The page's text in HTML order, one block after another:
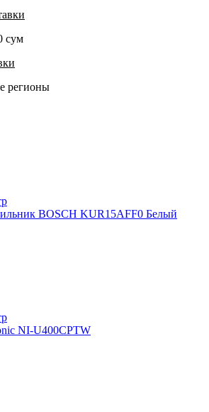
сум
регионы
BOSCH KUR15AFF0 Белый
NI-U400CPTW